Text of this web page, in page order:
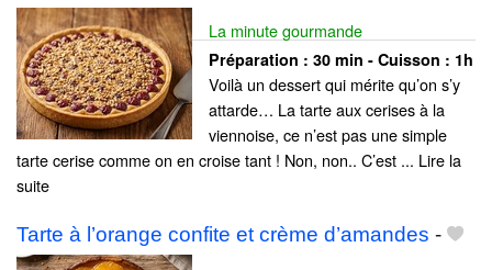
La minute gourmande
Préparation : 30 min - Cuisson : 1h
Voilà un dessert qui mérite qu’on s’y
attarde… La tarte aux cerises à la
viennoise, ce n’est pas une simple
tarte cerise comme on en croise tant ! Non, non.. C’est ... Lire la
suite
Tarte à l’orange confite et crème d’amandes -